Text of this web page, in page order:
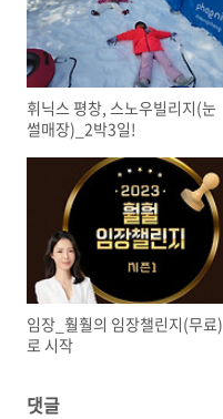
휘닉스 평창, 스노우빌리지(눈
썰매장)_2박3일!
임장_훨훨의 임장챌린지(무료)
로 시작
댓글